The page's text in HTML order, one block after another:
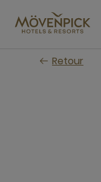
contenu
Retour